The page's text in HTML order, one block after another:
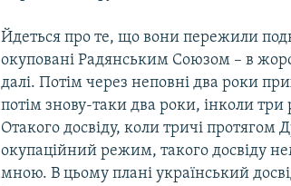
Йдеться про те, що вони пережили
окуповані Радянським Союзом – в
далі. Потім через неповні два роки
потім знову-таки два роки, інколи
Отакого досвіду, коли тричі протягом
окупаційний режим, такого досвіду
мною. В цьому плані український